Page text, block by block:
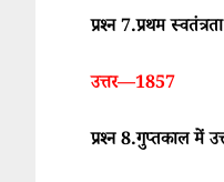
प्रश्न 7.प्रथम
उत्तर—1857
प्रश्न 8.गुप्तकाल में